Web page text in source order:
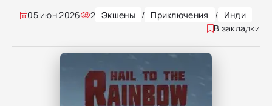
05 июн 2026 2 Экшены / Приключения / Инди
В закладки